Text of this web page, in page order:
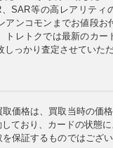
￥41,000
モンセンターのお
ん XY2 086/080
099/096 SR
￥31,000
ゲンガーex M2a
193 SAR
￥
シャワーズ
No.134 R
SAR等の高レアリティ
アンコモンまでお値段お
トレトクでは最新のカー
しっかり査定させていた
価格は、買取当時の価
ており、カードの状態に
保証するものではござ